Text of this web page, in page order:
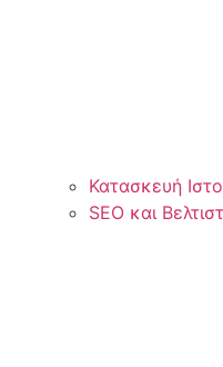
Κατασκευή
SEO και